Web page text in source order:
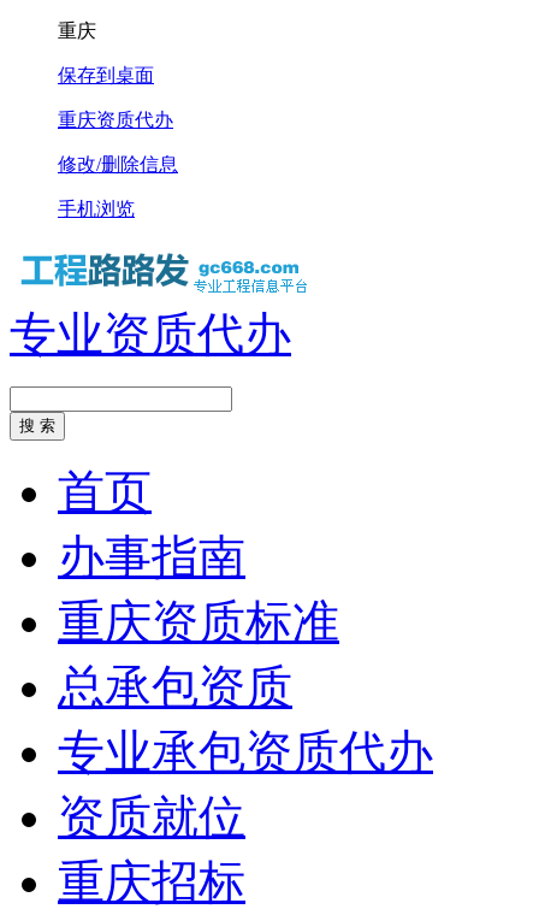
重庆
保存到桌面
重庆资质代办
修改/删除信息
手机浏览
专业资质代办
首页
办事指南
重庆资质标准
总承包资质
专业承包资质代办
资质就位
重庆招标